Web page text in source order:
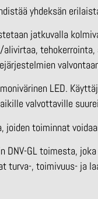
yhdeksän
jatkuvalla
LED.
valvottaville
joiden toiminnat
GL toimesta,
turva-, toimivuus- ja